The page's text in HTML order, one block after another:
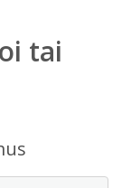
tai